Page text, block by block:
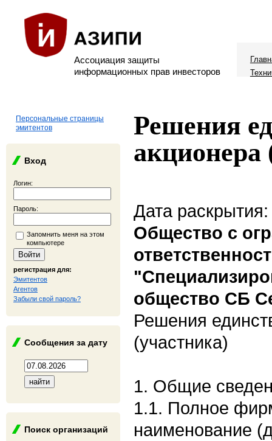
Ассоциация защиты
информационных прав инвесторов
Персональные страницы
эмитентов
Вход
Логин:
Пароль:
Запомнить меня на этом
компьютере
регистрация для:
Эмитентов
Агентов
Забыли свой пароль?
Сообщения за дату
Поиск организаций
Решения
акционера
Дата
Общество с
общество СБ
Решения
(участника)
1. Общие
1.1. Полное
наименование